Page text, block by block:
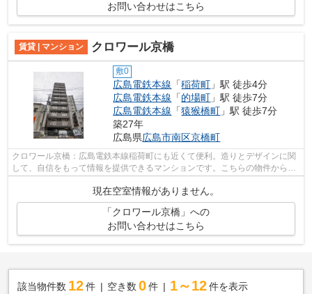
お問い合わせはこちら
賃貸 | マンション クロワール京橋
敷0
広島電鉄本線 「稲荷町 」駅 徒歩4分
広島電鉄本線 「的場町 」駅 徒歩7分
広島電鉄本線 「猿猴橋町 」駅 徒歩7分
築27年
広島県広島市南区京橋町
クロワール京橋：広島電鉄本線稲荷町にも近くて便利。造りとデザインに関
して、自信をもって情報を提供できるマンションです。こちらの物件からは
現在空室情報がありません。
「クロワール京橋」への
お問い合わせはこちら
該当物件数 12件 空き数 0 件 1～12 件を表示